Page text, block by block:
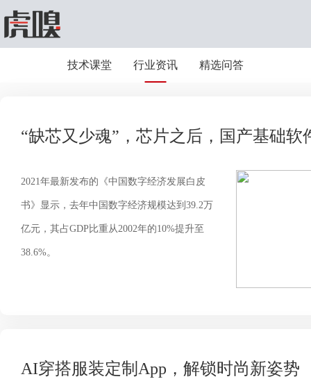
技术课堂 行业资讯 精选问答
“缺芯又少魂”，芯片之后，国产基础软
2021年最新发布的《中国数字经济发展白皮
书》显示，去年中国数字经济规模达到39.2万
亿元，其占GDP比重从2002年的10%提升至
38.6%。
AI穿搭服装定制App，解锁时尚新姿势